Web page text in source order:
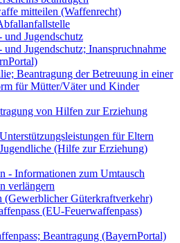
mitteilen (Waffenrecht)
Jugendschutz
Jugendschutz; Inanspruchnahme
Beantragung der Betreuung in einer
für Mütter/Väter und Kinder
von Hilfen zur Erziehung
für Eltern
(Hilfe zur Erziehung)
- Informationen zum Umtausch
verlängern
(Gewerblicher Güterkraftverkehr)
(EU-Feuerwaffenpass)
Beantragung (BayernPortal)